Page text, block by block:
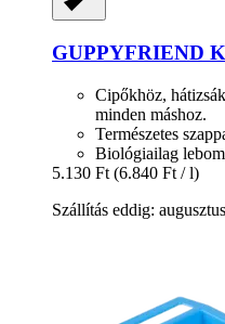
GUPPYFRIEND
Cipőkhöz,
minden máshoz.
Természetes
Biológiailag
5.130 Ft (6.840 Ft / l)
Szállítás eddig: